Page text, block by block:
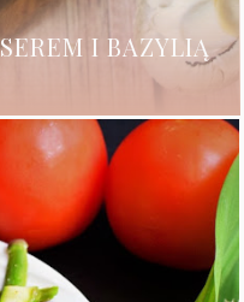
I BAZYLIĄ